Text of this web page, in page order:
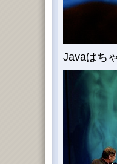
Javaはち